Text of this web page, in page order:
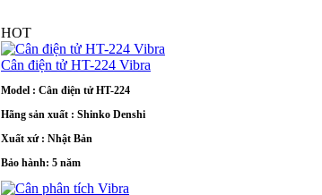
HOT
Cân điện tử HT-224 Vibra
Model : Cân điện tử HT-224
Hãng sản xuất : Shinko Denshi
Xuất xứ : Nhật Bản
Bảo hành: 5 năm